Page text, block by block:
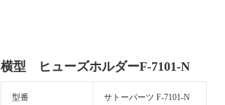
横型 ヒューズホルダーF-7101-N
型番 サトーパーツ F-7101-N